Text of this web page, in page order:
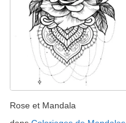
Rose et Mandala